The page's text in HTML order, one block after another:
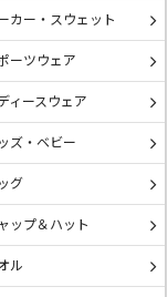
カー・スウェット
ーツウェア
ィースウェア
ズ・ベビー
グ
ップ＆ハット
ル